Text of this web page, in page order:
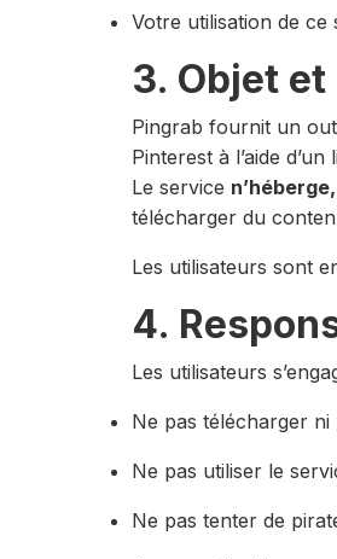
Votre utilisation de
3. Objet
Pingrab fournit un
Pinterest à l’aide
Le service
télécharger du
Les utilisateurs sont
4.
Les utilisateurs
Ne pas télécharger ni
Ne pas utiliser le
Ne pas tenter de